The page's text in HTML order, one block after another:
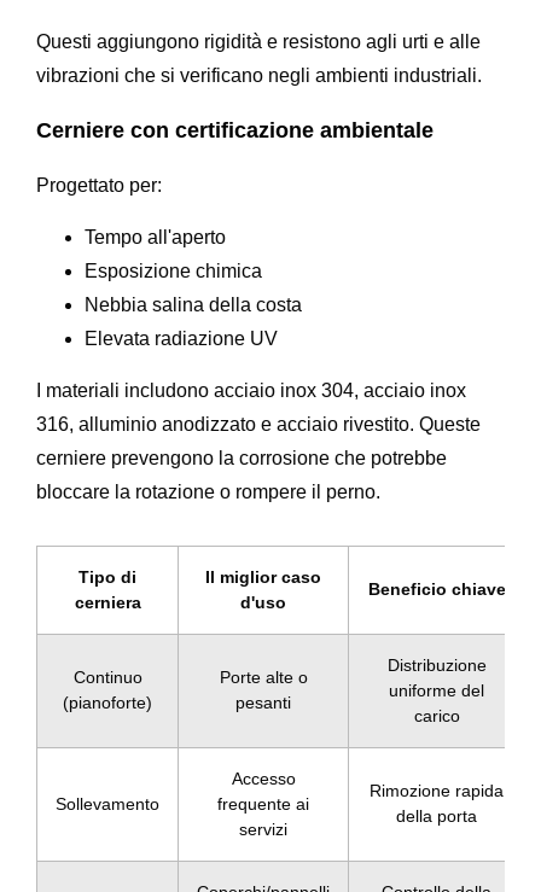
Questi aggiungono rigidità e resistono agli urti e alle
vibrazioni che si verificano negli ambienti industriali.
Cerniere con certificazione ambientale
Progettato per:
Tempo all'aperto
Esposizione chimica
Nebbia salina della costa
Elevata radiazione UV
I materiali includono acciaio inox 304, acciaio inox
316, alluminio anodizzato e acciaio rivestito. Queste
cerniere prevengono la corrosione che potrebbe
bloccare la rotazione o rompere il perno.
Tipo di
cerniera
Il miglior caso
d'uso
Beneficio chiave
Continuo
(pianoforte)
Porte alte o
pesanti
Distribuzione
uniforme del
carico
Sollevamento
Accesso
frequente ai
servizi
Rimozione rapida
della porta